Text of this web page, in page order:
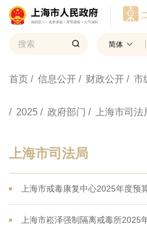
简体
首页 / 信息公开 / 财政公开 / 市
/ 2025 / 政府部门 / 上海市司法
上海市司法局
上海市戒毒康复中心2025年度预
上海市崧泽强制隔离戒毒所2025